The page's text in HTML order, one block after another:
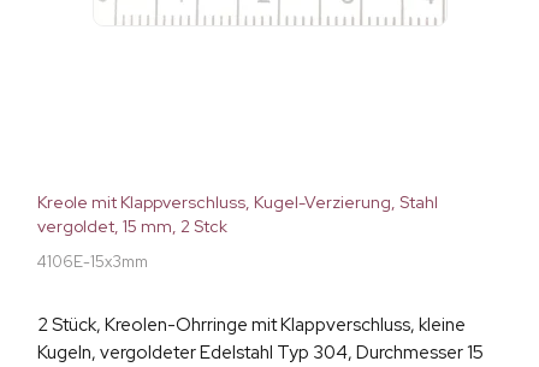
Kreole mit Klappverschluss, Kugel-Verzierung, Stahl
vergoldet, 15 mm, 2 Stck
4106E-15x3mm
2 Stück, Kreolen-Ohrringe mit Klappverschluss, kleine
Kugeln, vergoldeter Edelstahl Typ 304, Durchmesser 15